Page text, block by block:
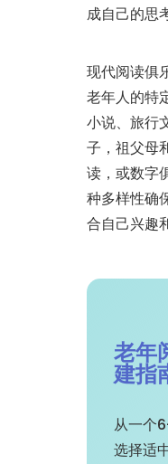
成自己的思
现代阅读俱
老年人的特
小说、旅行
子，祖父母
读，或数字
种多样性确
合自己兴趣
老年
建指
从一个
选择适